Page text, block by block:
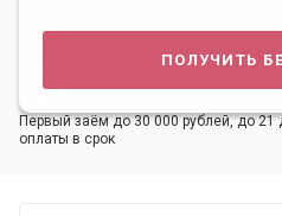
получить
Первый заём до 30 000 рублей, до 21
оплаты в срок